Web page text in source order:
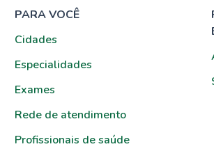
PARA VOCÊ
Cidades
Especialidades
Exames
Rede de atendimento
Profissionais de saúde